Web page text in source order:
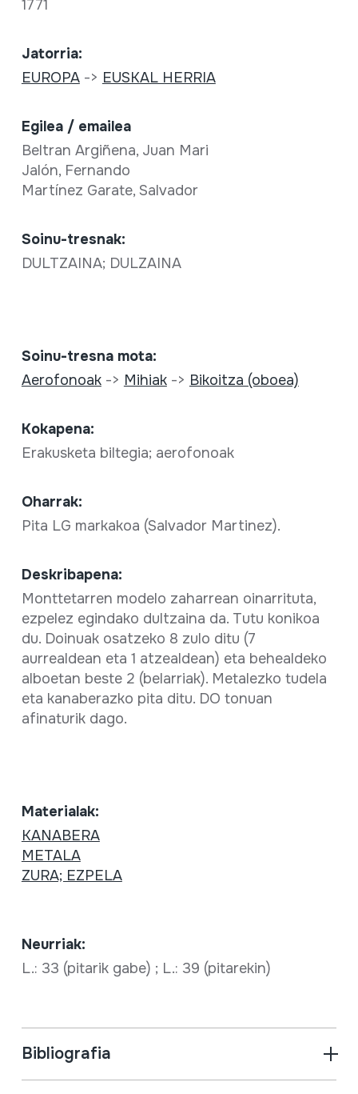
1771
Jatorria:
EUROPA-> EUSKAL HERRIA
Egilea / emailea
Beltran Argiñena, Juan Mari
Jalón, Fernando
Martínez Garate, Salvador
Soinu-tresnak:
DULTZAINA; DULZAINA
Soinu-tresna mota:
Aerofonoak-> Mihiak-> Bikoitza (oboea)
Kokapena:
Erakusketa biltegia; aerofonoak
Oharrak:
Pita LG markakoa (Salvador Martinez).
Deskribapena:
Monttetarren modelo zaharrean oinarrituta,
ezpelez egindako dultzaina da. Tutu konikoa
du. Doinuak osatzeko 8 zulo ditu (7
aurrealdean eta 1 atzealdean) eta behealdeko
alboetan beste 2 (belarriak). Metalezko tudela
eta kanaberazko pita ditu. DO tonuan
afinaturik dago.
Materialak:
KANABERA
METALA
ZURA; EZPELA
Neurriak:
L.: 33 (pitarik gabe) ; L.: 39 (pitarekin)
Bibliografia